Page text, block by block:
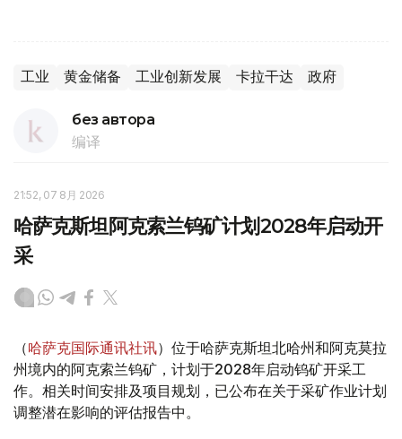
工业 黄金储备 工业创新发展 卡拉干达 政府
без автора
编译
21:52, 07 8月 2026
哈萨克斯坦阿克索兰钨矿计划2028年启动开
采
（哈萨克国际通讯社讯）位于哈萨克斯坦北哈州和阿克莫拉
州境内的阿克索兰钨矿，计划于2028年启动钨矿开采工
作。相关时间安排及项目规划，已公布在关于采矿作业计划
调整潜在影响的评估报告中。